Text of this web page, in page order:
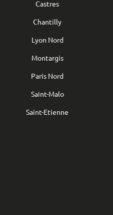
Castres
Chantilly
Lyon Nord
Montargis
Paris Nord
Saint-Malo
Saint-Etienne